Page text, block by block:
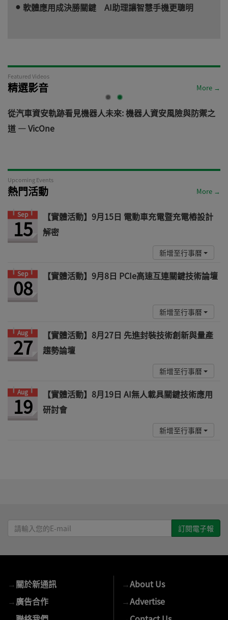
軟體應用成決勝關鍵 AI助理讓智慧手機更聰明
Featured Videos
精選影音 More →
從汽車資安軌跡看見機器人未來: 機器人資安風險與防禦之
道 — VicOne
Upcoming Events
熱門活動 More →
Sep
15
【實體活動】9月15日 電動車充電暨充電樁設計
解密
新增至行事曆
Sep
08 【實體活動】9月8日 PCIe高速互連關鍵技術論壇
新增至行事曆
Aug
27
【實體活動】8月27日 先進封裝技術創新與量產
趨勢論壇
新增至行事曆
Aug
19
【實體活動】8月19日 AI無人載具關鍵技術應用
研討會
新增至行事曆
請
輸
E-
mail
→關於新通訊
→廣告合作
→About Us
→Advertise